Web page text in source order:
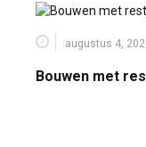
augustus 4,
Bouwen met